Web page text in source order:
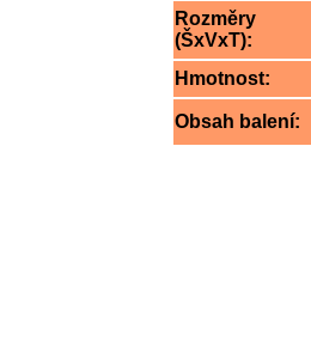
Rozměry
(ŠxVxT):
Hmotnost:
Obsah balení: